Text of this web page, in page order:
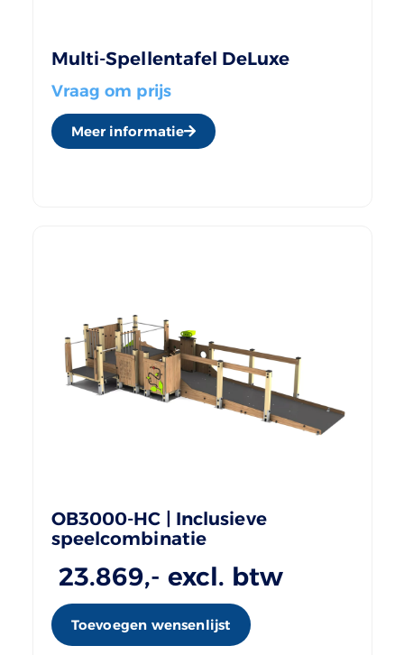
Multi-Spellentafel DeLuxe
Vraag om prijs
Meer informatie
OB3000-HC | Inclusieve
speelcombinatie
23.869,- excl. btw
Toevoegen wensenlijst